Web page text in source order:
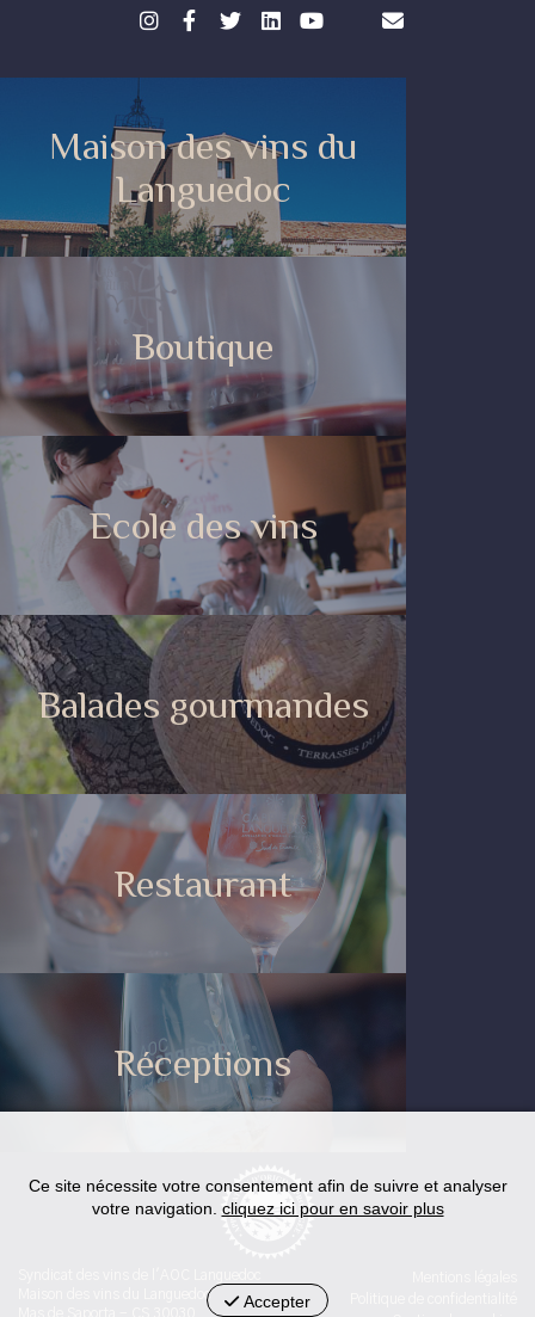
Maison des vins du
Languedoc
Boutique
Ecole des vins
Balades gourmandes
Restaurant
Réceptions
Maison des vins du Languedoc
Ce site nécessite votre consentement afin de suivre et analyser
votre navigation. cliquez ici pour en savoir plus
Accepter